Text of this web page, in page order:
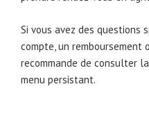
Si vous avez des questions
compte, un remboursement
recommande de consulter
menu persistant.